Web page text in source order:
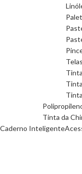
Telas
Tinta da
Caderno Inteligente